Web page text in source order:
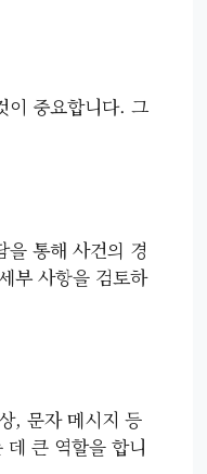
이 중요합니다. 그
을 통해 사건의 경
부 사항을 검토하
, 문자 메시지 등
큰 역할을 합니